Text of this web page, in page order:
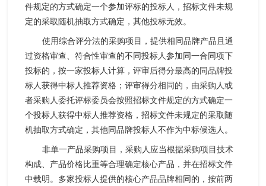
件规定的方式确定一个参加评标的投标人，招标文件未规
定的采取随机抽取方式确定，其他投标无效。
使用综合评分法的采购项目，提供相同品牌产品且通
过资格审查、符合性审查的不同投标人参加同一合同项下
投标的，按一家投标人计算，评审后得分最高的同品牌投
标人获得中标人推荐资格；评审得分相同的，由采购人或
者采购人委托评标委员会按照招标文件规定的方式确定一
个投标人获得中标人推荐资格，招标文件未规定的采取随
机抽取方式确定，其他同品牌投标人不作为中标候选人。
非单一产品采购项目，采购人应当根据采购项目技术
构成、产品价格比重等合理确定核心产品，并在招标文件
中载明。多家投标人提供的核心产品品牌相同的，按前两